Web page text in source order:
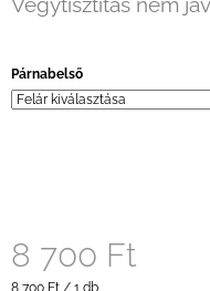
Párnabelső
8 700 Ft
Egységár:
8 700 Ft / 1 db